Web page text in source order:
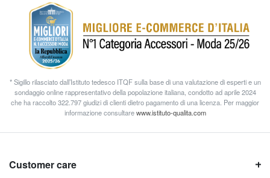
* Sigillo rilasciato dall’Istituto tedesco ITQF sulla base di una valutazione di esperti e un
sondaggio online rappresentativo della popolazione italiana, condotto ad aprile 2024
che ha raccolto 322.797 giudizi di clienti dietro pagamento di una licenza. Per maggior
informazione consultarewww.istituto-qualita.com
Customer care